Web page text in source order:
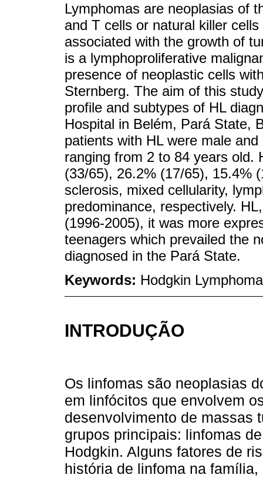
Lymphomas are neoplasias of
and T cells or natural killer
associated with the growth of
is a lymphoproliferative
presence of neoplastic cells
Sternberg. The aim of this
profile and subtypes of HL
Hospital in Belém, Pará State,
patients with HL were male
ranging from 2 to 84 years old.
(33/65), 26.2% (17/65), 15.4%
sclerosis, mixed cellularity,
predominance, respectively.
(1996-2005), it was more
teenagers which prevailed the
diagnosed in the Pará State.
Keywords: Hodgkin
INTRODUÇÃO
Os linfomas são neoplasias
em linfócitos que envolvem
desenvolvimento de massas
grupos principais: linfomas
Hodgkin. Alguns fatores de
história de linfoma na